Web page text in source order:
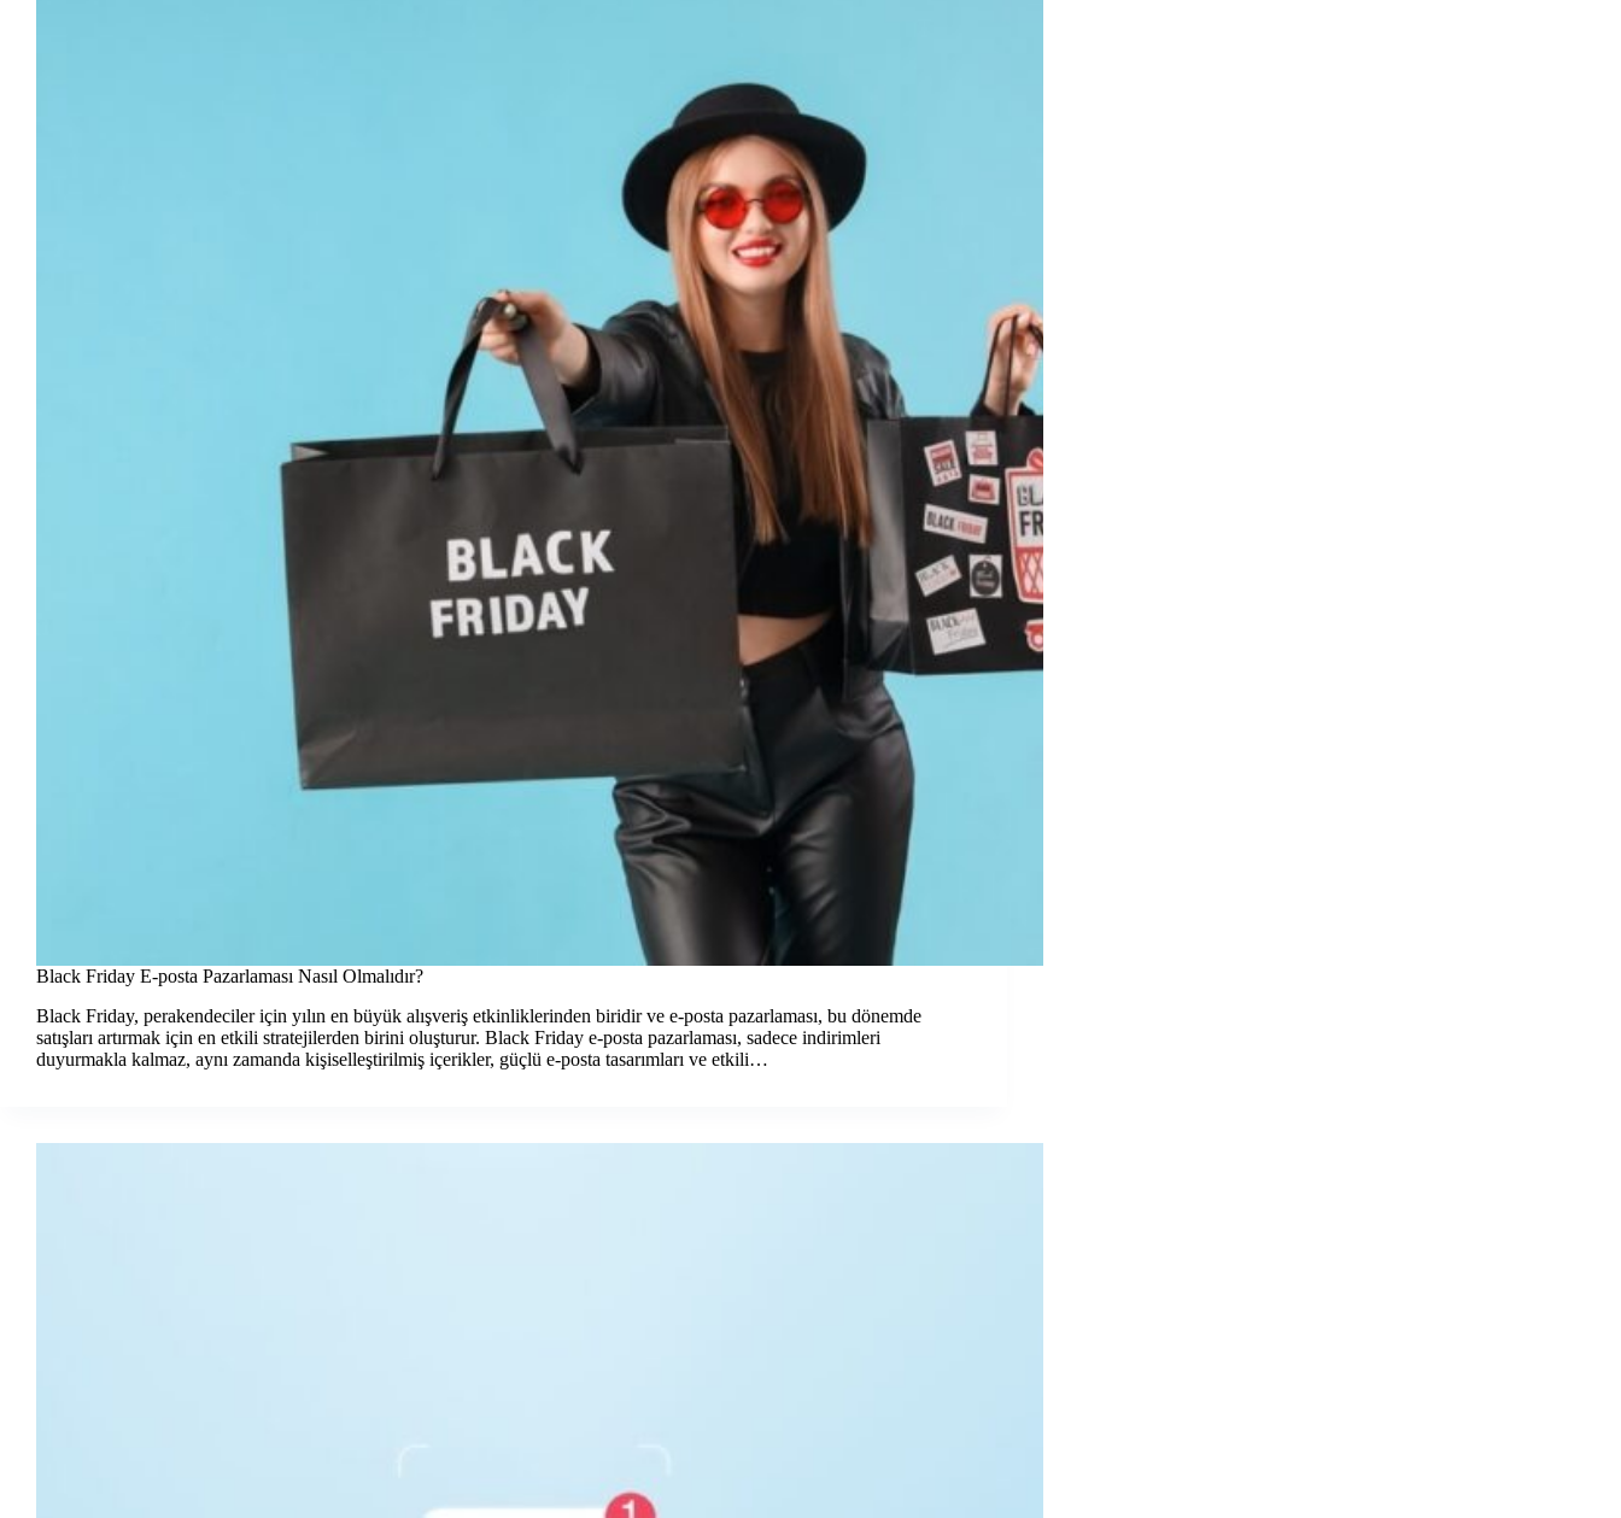
Black Friday E-posta Pazarlaması Nasıl Olmalıdır?
Black Friday, perakendeciler için yılın en büyük alışveriş etkinliklerinden biridir ve e-posta pazarlaması, bu dönemde
satışları artırmak için en etkili stratejilerden birini oluşturur. Black Friday e-posta pazarlaması, sadece indirimleri
duyurmakla kalmaz, aynı zamanda kişiselleştirilmiş içerikler, güçlü e-posta tasarımları ve etkili…